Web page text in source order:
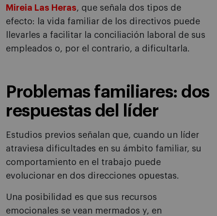
Mireia Las Heras, que señala dos tipos de
efecto: la vida familiar de los directivos puede
llevarles a facilitar la conciliación laboral de sus
empleados o, por el contrario, a dificultarla.
Problemas familiares: dos
respuestas del líder
Estudios previos señalan que, cuando un líder
atraviesa dificultades en su ámbito familiar, su
comportamiento en el trabajo puede
evolucionar en dos direcciones opuestas.
Una posibilidad es que sus recursos
emocionales se vean mermados y, en